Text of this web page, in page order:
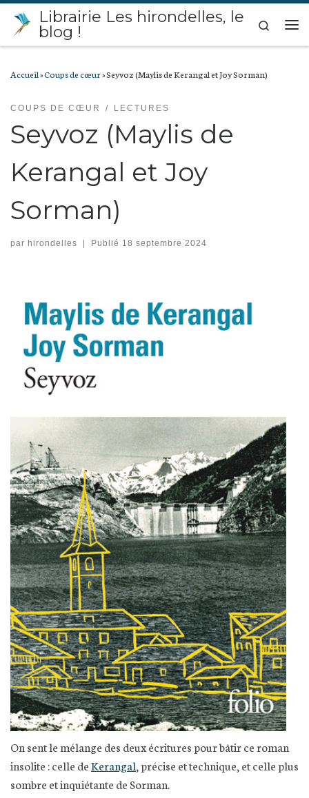
Passer au contenu
Librairie Les hirondelles, le
blog !
Search
Accueil»Coups de cœur»Seyvoz (Maylis de Kerangal et Joy Sorman)
COUPS DE CŒUR LECTURES
Seyvoz (Maylis de
Kerangal et Joy
Sorman)
par hirondelles | Publié 18 septembre 2024
On sent le mélange des deux écritures pour bâtir ce roman
insolite : celle deKerangal, précise et technique, et celle plus
sombre et inquiétante de Sorman.